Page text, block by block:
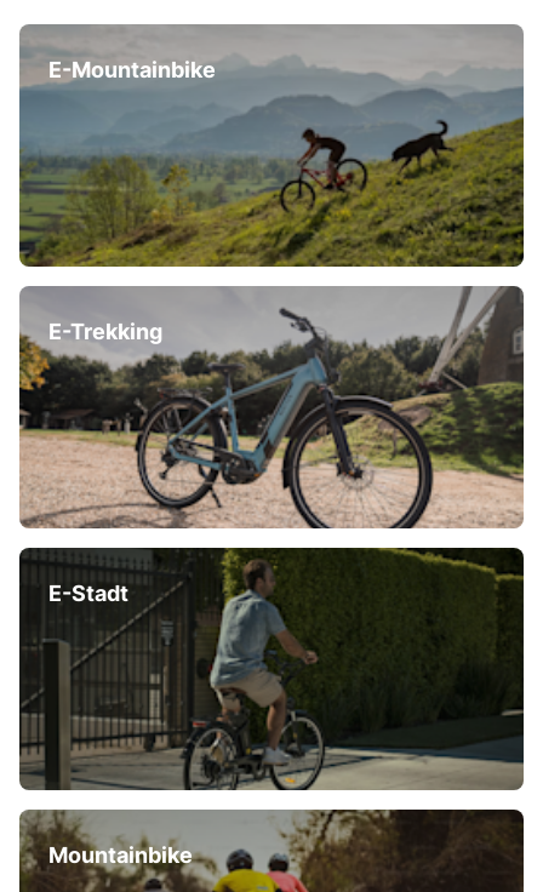
E-Mountainbike
E-Trekking
E-Stadt
Mountainbike